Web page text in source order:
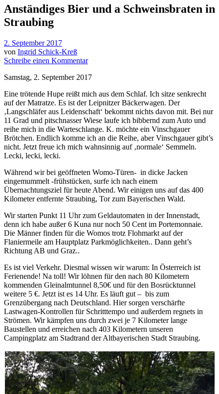
Anständiges Bier und a Schweinsbraten in
Straubing
2. September 2017
von Ingrid Schick-Kreß
Schreibe einen Kommentar
Samstag, 2. September 2017
Eine trötende Hupe reißt mich aus dem Schlaf. Ich sitze senkrecht
auf der Matratze. Es ist der Leipnitzer Bäckerwagen. Der
‚Langschläfer aus Leidenschaft‘ bekommt nichts davon mit. Bei nur
11 Grad und pitschnasser Wiese laufe ich bibbernd zum Auto und
reihe mich in die Warteschlange. K. möchte ein Vinschgauer
Brötchen. Endlich komme ich an die Reihe, aber Vinschgauer gibt’s
nicht. Jetzt freue ich mich wahnsinnig auf ‚normale‘ Semmeln.
Lecki, lecki, lecki.
Während wir bei geöffneten Womo-Türen- in dicke Jacken
eingemummelt -frühstücken, surfe ich nach einem
Übernachtungsziel für heute Abend. Wir einigen uns auf das 400
Kilometer entfernte Straubing, Tor zum Bayerischen Wald.
Wir starten Punkt 11 Uhr zum Geldautomaten in der Innenstadt,
denn ich habe außer 6 Kuna nur noch 50 Cent im Portemonnaie.
Die Männer finden für die Womos trotz Flohmarkt auf der
Flaniermeile am Hauptplatz Parkmöglichkeiten.. Dann geht’s
Richtung AB und Graz..
Es ist viel Verkehr. Diesmal wissen wir warum: In Österreich ist
Ferienende! Na toll! Wir löhnen für den nach 80 Kilometern
kommenden Gleinalmtunnel 8,50€ und für den Bosrücktunnel
weitere 5 €. Jetzt ist es 14 Uhr. Es läuft gut – bis zum
Grenzübergang nach Deutschland. Hier sorgen verschärfte
Lastwagen-Kontrollen für Schritttempo und außerdem regnets in
Strömen. Wir kämpfen uns durch zwei je 7 Kilometer lange
Baustellen und erreichen nach 403 Kilometern unseren
Campingplatz am Stadtrand der Altbayerischen Stadt Straubing.